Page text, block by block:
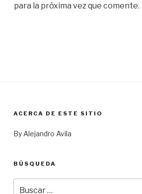
para la próxima vez que comente.
ACERCA DE ESTE SITIO
By Alejandro Avila
BÚSQUEDA